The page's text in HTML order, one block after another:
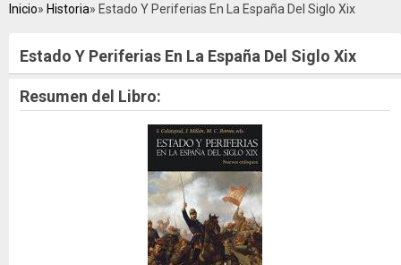
Inicio Historia Estado Y Periferias En La España Del Siglo Xix
Estado Y Periferias En La España Del Siglo Xix
Resumen del Libro: